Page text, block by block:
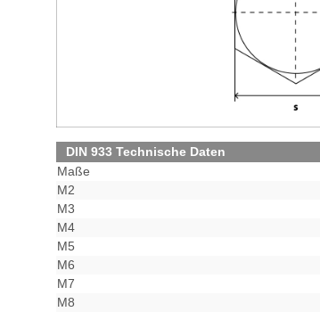
DIN 933 Technische Daten
Maße
M2
M3
M4
M5
M6
M7
M8